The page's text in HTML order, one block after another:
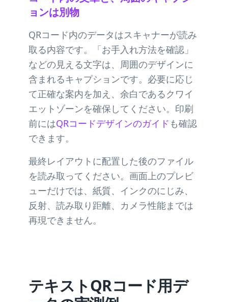
ョンは別物
QRコード内のデータはスキャナーが読み
取る内容です。「お手入れ方法を確認」
などの見える文字は、周囲のデザインに
含まれるキャプションです。必要に応じ
て正確な案内を加え、余白であるクワイ
エットゾーンを確保してください。印刷
前にはQRコードデザインのガイド も確認
できます。
最終レイアウトに配置した後のファイル
を読み取ってください。画面上のプレビ
ューだけでは、紙質、インクのにじみ、
反射、読み取り距離、カメラ性能までは
再現できません。
テキストQRコード用デ